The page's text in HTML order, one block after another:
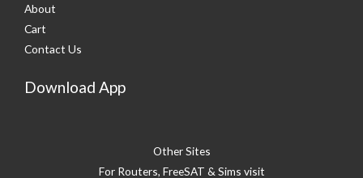
About
Cart
Contact Us
Download App
Other Sites
For Routers, FreeSAT & Sims visit